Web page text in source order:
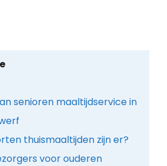
senioren maaltijdservice in
thuismaaltijden zijn er?
voor ouderen